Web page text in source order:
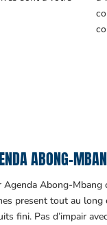
ABONG-
Abong-Mbang
present tout au
fini. Pas d’impair